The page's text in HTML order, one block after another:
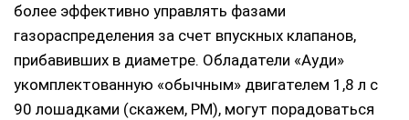
более эффективно управлять фазами
газораспределения за счет впускных клапанов,
прибавивших в диаметре. Обладатели «Ауди»
укомплектованную «обычным» двигателем 1,8 л с
90 лошадками (скажем, РМ), могут порадоваться